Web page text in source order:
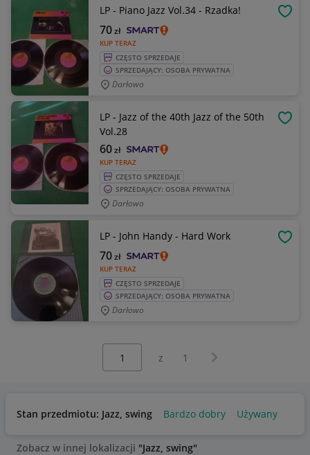
LP - Piano Jazz Vol.34 - Rzadka!
KUP TERAZ
70zł
CZĘSTO SPRZEDAJE
SPRZEDAJĄCY: OSOBA PRYWATNA
Darłowo
LP - Jazz of the 40th Jazz of the 50th
Vol.28
KUP TERAZ
60zł
CZĘSTO SPRZEDAJE
SPRZEDAJĄCY: OSOBA PRYWATNA
Darłowo
LP - John Handy - Hard Work
KUP TERAZ
70zł
CZĘSTO SPRZEDAJE
SPRZEDAJĄCY: OSOBA PRYWATNA
Darłowo
z 1 Następna strona
Stan przedmiotu: Jazz, swing Bardzo dobry Używany
Zobacz w innej lokalizacji "Jazz, swing"